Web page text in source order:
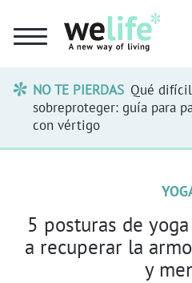
NO TE PIERDAS Qué
sobreproteger: guía para
con vértigo
5 posturas de
a recuperar la
y